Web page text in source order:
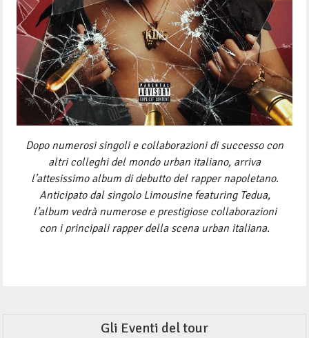
Dopo numerosi singoli e collaborazioni di successo con
altri colleghi del mondo urban italiano, arriva
l’attesissimo album di debutto del rapper napoletano.
Anticipato dal singolo Limousine featuring Tedua,
l’album vedrà numerose e prestigiose collaborazioni
con i principali rapper della scena urban italiana.
Gli Eventi del tour